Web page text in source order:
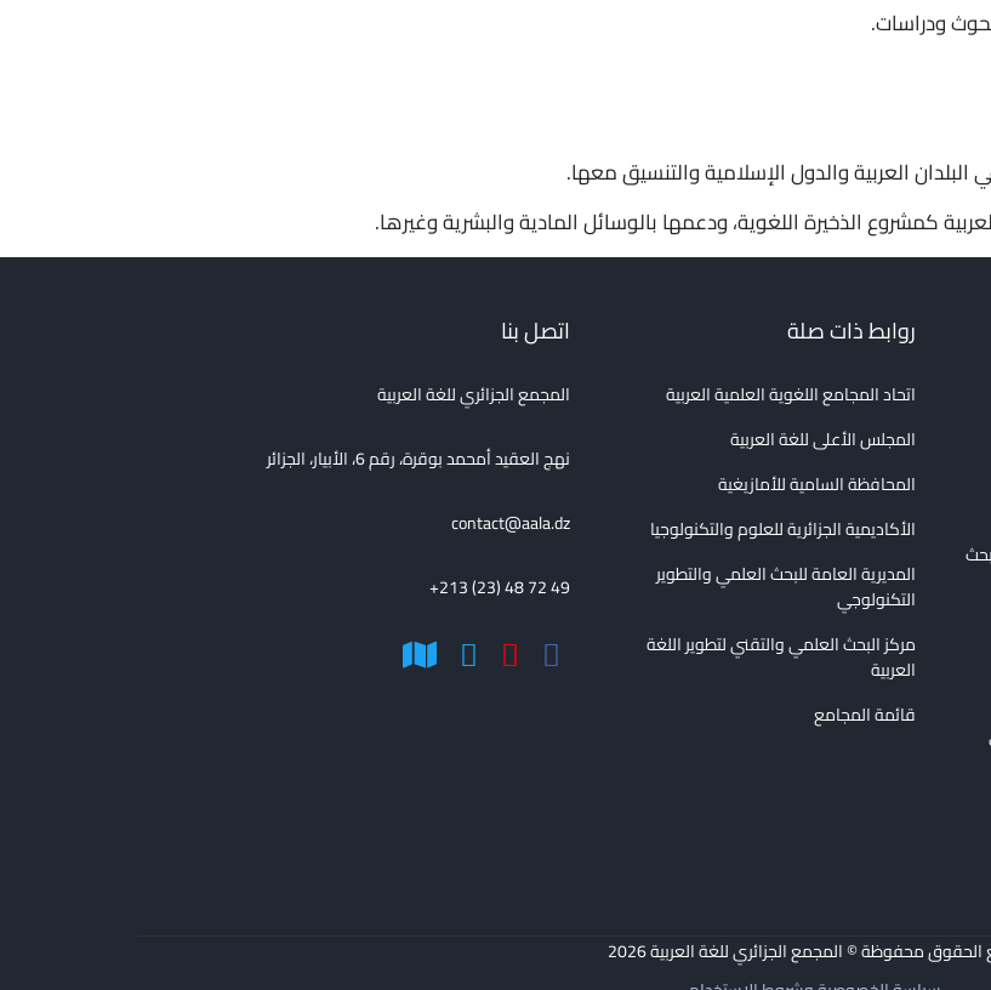
ودراسات.
العربية والدول الإسلامية والتنسيق معها.
كمشروع الذخيرة اللغوية، ودعمها بالوسائل المادية والبشرية وغيرها.
روابط ذات صلة
اتحاد المجامع اللغوية العلمية العربية
المجلس الأعلى للغة العربية
المحافظة السامية للأمازيغية
الأكاديمية الجزائرية للعلوم والتكنولوجيا
المديرية العامة للبحث العلمي والتطوير
التكنولوجي
مركز البحث العلمي والتقني لتطوير اللغة
العربية
قائمة المجامع
اتصل بنا
المجمع الجزائري للغة العربية
نهج العقيد أمحمد بوقرة، رقم 6، الأبيار، الجزائر
contact@aala.dz
+213 (23) 48 72 49
الحقوق محفوظة © المجمع الجزائري للغة العربية2026